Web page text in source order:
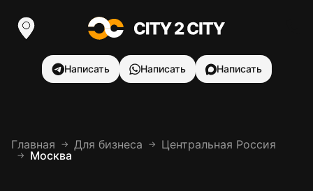
Написать Написать Написать
Главная → Для бизнеса → Центральная Россия
→ Москва